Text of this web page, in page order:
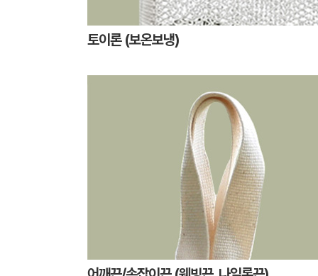
토이론 (보온보냉)